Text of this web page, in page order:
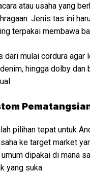
atau usaha yang
Jenis tas ini
terpakai membawa
dari mulai cordura agar
hingga dolby dan
pilihan tepat untuk
ke target market
dipakai di mana
yang suka.